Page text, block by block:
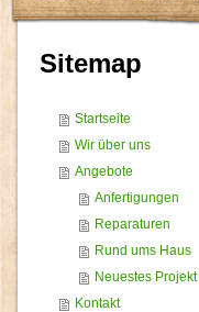
Sitemap
Startseite
Wir über uns
Angebote
Anfertigungen
Reparaturen
Rund ums Haus
Neuestes Projekt
Kontakt